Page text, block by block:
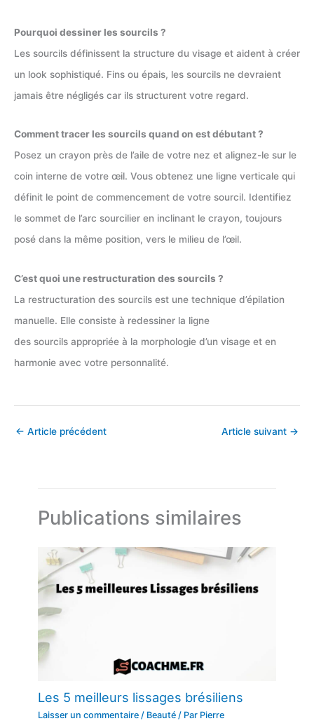
Pourquoi dessiner les sourcils ?
Les sourcils définissent la structure du visage et aident à créer
un look sophistiqué. Fins ou épais, les sourcils ne devraient
jamais être négligés car ils structurent votre regard.
Comment tracer les sourcils quand on est débutant ?
Posez un crayon près de l’aile de votre nez et alignez-le sur le
coin interne de votre œil. Vous obtenez une ligne verticale qui
définit le point de commencement de votre sourcil. Identifiez
le sommet de l’arc sourcilier en inclinant le crayon, toujours
posé dans la même position, vers le milieu de l’œil.
C’est quoi une restructuration des sourcils ?
La restructuration des sourcils est une technique d’épilation
manuelle. Elle consiste à redessiner la ligne
des sourcils appropriée à la morphologie d’un visage et en
harmonie avec votre personnalité.
← Article précédent Article suivant →
Publications similaires
Les 5 meilleurs lissages brésiliens
Laisser un commentaire / Beauté / Par Pierre